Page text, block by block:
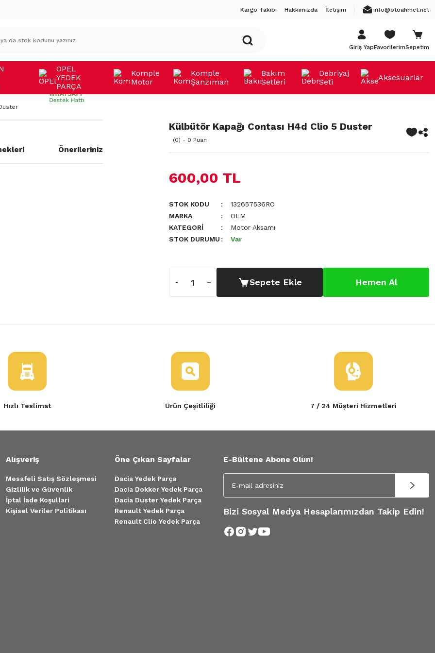
Kargo Takibi Hakkımızda İletişim info@otoahmet.net
Giriş YapFavorilerimSepetim
OPEL
YEDEK
PARÇA
Komple
Motor
Komple
Şanzıman
Bakım
Setleri
Debriyaj
Seti
Aksesuarlar
Önerileriniz
Külbütör Kapağı Contası H4d Clio 5 Duster
(0) - 0 Puan
600,00 TL
STOK KODU
132657536RO
MARKA
OEM
KATEGORI
Motor Aksamı
STOK DURUMU
Var
Sepete Ekle Hemen Al
Hızlı Teslimat Ürün Çeşitliliği 7 / 24 Müşteri Hizmetleri
Alışveriş
Mesafeli Satış Sözleşmesi
Gizlilik ve Güvenlik
İptal İade Koşullari
Kişisel Veriler Politikası
Öne Çıkan Sayfalar
Dacia Yedek Parça
Dacia Dokker Yedek Parça
Dacia Duster Yedek Parça
Renault Yedek Parça
Renault Clio Yedek Parça
E-Bültene Abone Olun!
Bizi Sosyal Medya Hesaplarımızdan Takip Edin!